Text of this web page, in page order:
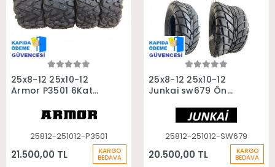
Sepete Ekle
25x8-12 25x10-12
Armor P3501 6Kat
Utv Lastiği
25812-251012-P3501
21.500,00 TL KARGO
BEDAVA
Sepete Ekle
25x8-12 25x10-12
Junkai sw679 Ön
Yol Atv Utv Lastiği
25812-251012-SW679
20.500,00 TL KARGO
BEDAVA